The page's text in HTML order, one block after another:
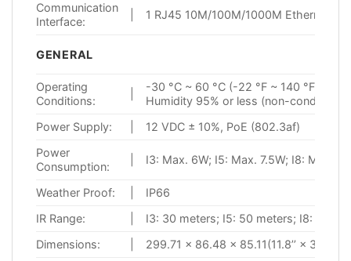
Communication
Interface:
1 RJ45 10M/100M/1000M Ethernet
GENERAL
Operating
Conditions:
-30 °C ~ 60 °C (-22 °F ~ 140 °F)
Humidity 95% or less (non-
Power Supply:
12 VDC ± 10%, PoE (802.3af)
Power
Consumption:
I3: Max. 6W; I5: Max. 7.5W; I8: Max.
Weather Proof:
IP66
IR Range:
I3: 30 meters; I5: 50 meters; I8: 80
Dimensions:
299.71 × 86.48 × 85.11(11.8’’ × 3.4’’ ×